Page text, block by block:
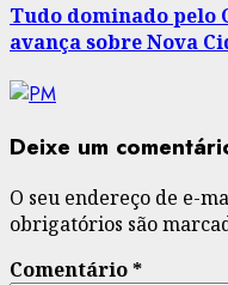
Tudo dominado pelo
avança sobre Nova
Deixe um
O seu endereço de e-
obrigatórios são
Comentário*